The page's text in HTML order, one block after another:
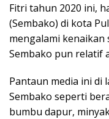
Fitri tahun 2020 ini,
(Sembako) di kota
mengalami kenaikan
Sembako pun relatif
Pantaun media ini di
Sembako seperti
bumbu dapur,